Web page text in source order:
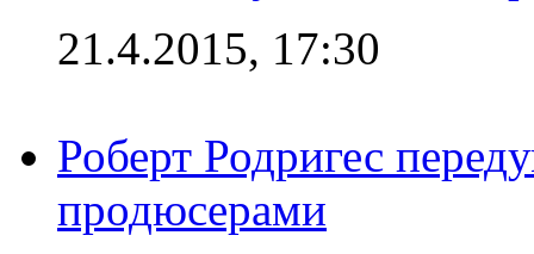
21.4.2015, 17:30
Роберт Родригес
продюсерами